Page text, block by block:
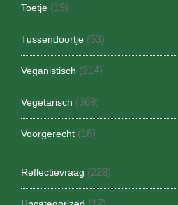
Toetje (19)
Tussendoortje (53)
Veganistisch (214)
Vegetarisch (368)
Voorgerecht (16)
Reflectievraag (228)